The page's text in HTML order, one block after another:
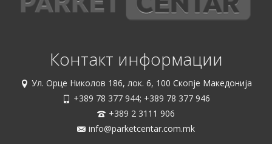
Контакт информации
Ул. Орце Николов 186, лок. 6, 100 Скопје Македонија
+389 78 377 944; +389 78 377 946
+389 2 3111 906
info@parketcentar.com.mk